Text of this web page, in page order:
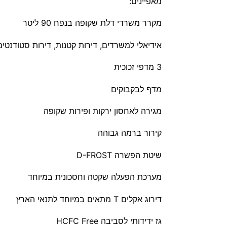
מקרר משרדי דלת שקופה בנפח ‏90 ‏ליטר
אידיאלי למשרדים, דירות קטנות, דירות סטודנטים
3 מדפי זכוכית
מדף לבקבוקים
מגירה לאחסון ירקות ופירות שקופה
קירור ברמה גבוהה
שיטת הפשרה D-FROST
מערכת הפעלה שקטה וחסכונית במיוחד
דירוג אקלים T מתאים במיוחד לתנאי הארץ
גז ידידותי לסביבה HCFC Free